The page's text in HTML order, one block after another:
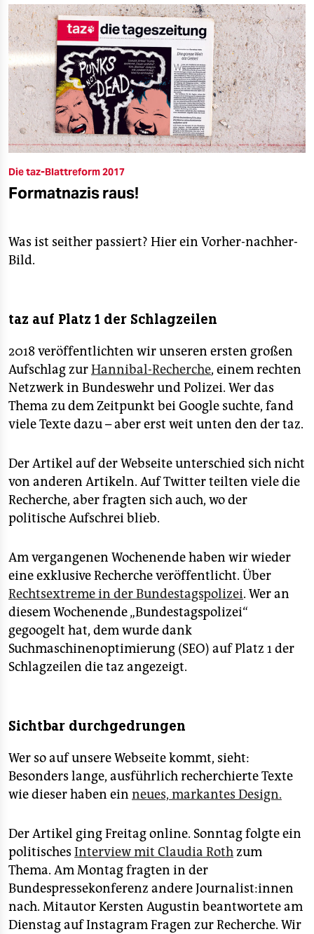
Die taz-Blattreform 2017
Formatnazis raus!
Was ist seither passiert? Hier ein Vorher-nachher-
Bild.
taz auf Platz 1 der Schlagzeilen
2018 veröffentlichten wir unseren ersten großen
Aufschlag zurHannibal-Recherche, einem rechten
Netzwerk in Bundeswehr und Polizei. Wer das
Thema zu dem Zeitpunkt bei Google suchte, fand
viele Texte dazu – aber erst weit unten den der taz.
Der Artikel auf der Webseite unterschied sich nicht
von anderen Artikeln. Auf Twitter teilten viele die
Recherche, aber fragten sich auch, wo der
politische Aufschrei blieb.
Am vergangenen Wochenende haben wir wieder
eine exklusive Recherche veröffentlicht. Über
Rechtsextreme in der Bundestagspolizei. Wer an
diesem Wochenende „Bundestagspolizei“
gegoogelt hat, dem wurde dank
Suchmaschinenoptimierung (SEO) auf Platz 1 der
Schlagzeilen die taz angezeigt.
Sichtbar durchgedrungen
Wer so auf unsere Webseite kommt, sieht:
Besonders lange, ausführlich recherchierte Texte
wie dieser haben ein neues, markantes Design.
Der Artikel ging Freitag online. Sonntag folgte ein
politisches Interview mit Claudia Rothzum
Thema. Am Montag fragten in der
Bundespressekonferenz andere Journalist:innen
nach. Mitautor Kersten Augustin beantwortete am
Dienstag auf Instagram Fragen zur Recherche. Wir